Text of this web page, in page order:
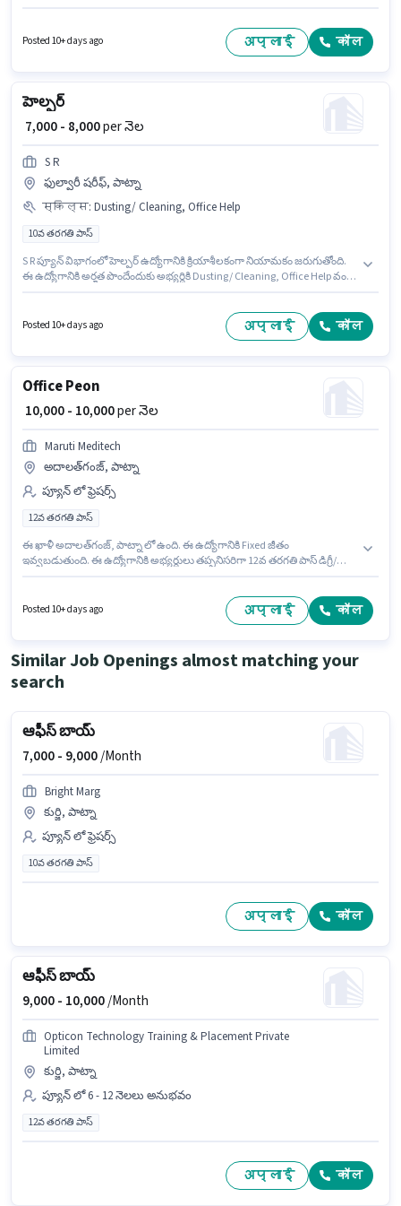
ఈ ఉద్యోగానికి 10వ తరగతి లోపు అర్హత ఉన్న అభ్యర్థులు దరఖాస్తు చేయవచ్చు.
Posted 10+ days ago अप्लाई कॉल
హెల్పర్
₹ 7,000 - 8,000per నెల
S R
ఫుల్వారీ షరీఫ్, పాట్నా
स्किल्स: Dusting/ Cleaning, Office Help
10వ తరగతి పాస్
S R ప్యూన్ విభాగంలో హెల్పర్ ఉద్యోగానికి క్రియాశీలకంగా నియామకం జరుగుతోంది.
ఈ ఉద్యోగానికి అర్హత పొందేందుకు అభ్యర్థికి Dusting/ Cleaning, Office Help వంటి
అనుకూలంగా ఉంటుంది. మీరు నెలకు ₹8000 వరకు సంపాదించవచ్చు. ఈ ఉద్యోగం
Posted 10+ days ago अप्लाई कॉल
Office Peon
₹ 10,000 - 10,000per నెల
Maruti Meditech
అదాలత్‌గంజ్, పాట్నా
ప్యూన్ లో ఫ్రెషర్స్
12వ తరగతి పాస్
ఈ ఖాళీ అదాలత్‌గంజ్, పాట్నా లో ఉంది. ఈ ఉద్యోగానికి Fixed జీతం
ఇవ్వబడుతుంది. ఈ ఉద్యోగానికి అభ్యర్థులు తప్పనిసరిగా 12వ తరగతి పాస్ డిగ్రీ/
Posted 10+ days ago अप्लाई कॉल
Similar Job Openings almost matching your
search
ఆఫీస్ బాయ్
7,000 - 9,000/Month
Bright Marg
కుర్జి, పాట్నా
ప్యూన్ లో ఫ్రెషర్స్
10వ తరగతి పాస్
अप्लाई कॉल
ఆఫీస్ బాయ్
9,000 - 10,000/Month
Opticon Technology Training & Placement Private
Limited
కుర్జి, పాట్నా
ప్యూన్ లో 6 - 12 నెలలు అనుభవం
12వ తరగతి పాస్
अप्लाई कॉल